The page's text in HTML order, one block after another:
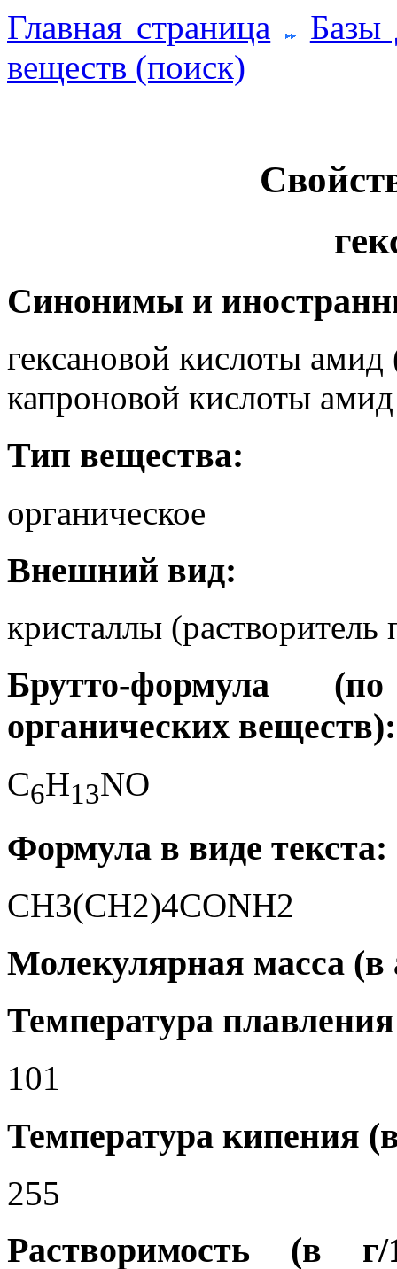
Главная страница
Базы
веществ (поиск)
Синонимы и
гексановой кислоты амид
капроновой кислоты
Тип вещества:
органическое
Внешний вид:
кристаллы (растворитель
Брутто-формула
органических веществ):
C6H13NO
Формула в виде текста:
CH3(CH2)4CONH2
Молекулярная масса (в
Температура
101
Температура кипения
255
Растворимость (в